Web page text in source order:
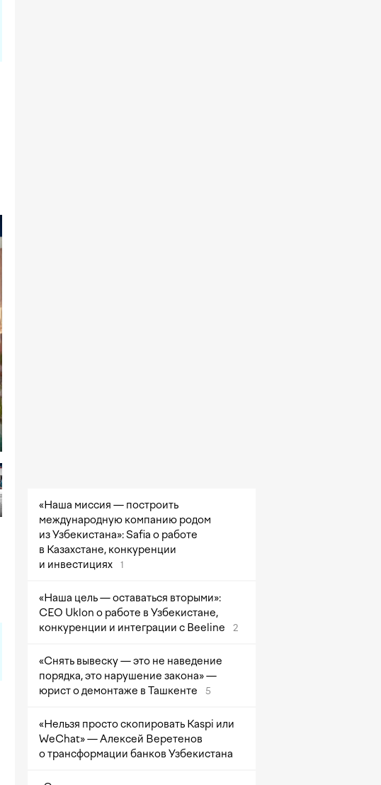
«Наша миссия — построить
международную компанию родом
из Узбекистана»: Safia о работе
в Казахстане, конкуренции
и инвестициях
1
«Наша цель — оставаться вторыми»:
CEO Uklon о работе в Узбекистане,
конкуренции и интеграции с Beeline
2
«Снять вывеску — это не наведение
порядка, это нарушение закона» —
юрист о демонтаже в Ташкенте
5
«Нельзя просто скопировать Kaspi или
WeChat» — Алексей Веретенов
о трансформации банков Узбекистана